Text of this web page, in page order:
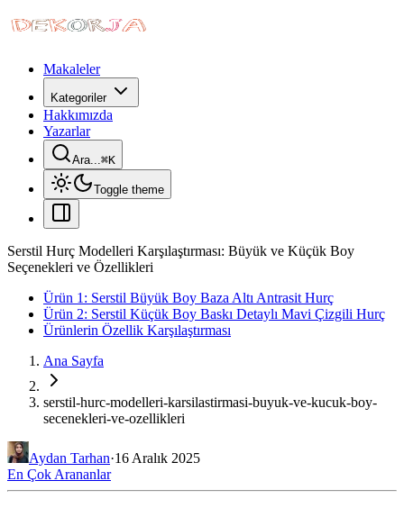
Makaleler
Kategoriler
Hakkımızda
Yazarlar
Ara...⌘K
Toggle theme
Serstil Hurç Modelleri Karşılaştırması: Büyük ve Küçük Boy
Seçenekleri ve Özellikleri
Ürün 1: Serstil Büyük Boy Baza Altı Antrasit Hurç
Ürün 2: Serstil Küçük Boy Baskı Detaylı Mavi Çizgili Hurç
Ürünlerin Özellik Karşılaştırması
Ana Sayfa
serstil-hurc-modelleri-karsilastirmasi-buyuk-ve-kucuk-boy-
secenekleri-ve-ozellikleri
Aydan Tarhan·16 Aralık 2025
En Çok Arananlar